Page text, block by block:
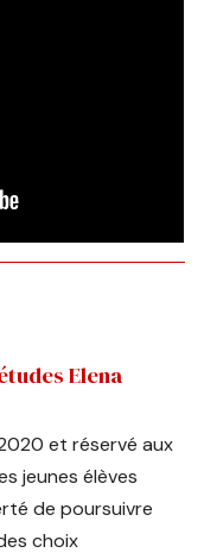
Elena
et réservé aux
jeunes élèves
de poursuivre
choix